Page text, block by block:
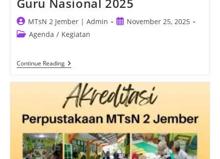
Post
author:
MTsN 2 Jember | Admin
PostNovember 25, 2025
PostAgenda / Kegiatan
Continue ReadingUpacara
Memperingati
Guru
Nasional
2025